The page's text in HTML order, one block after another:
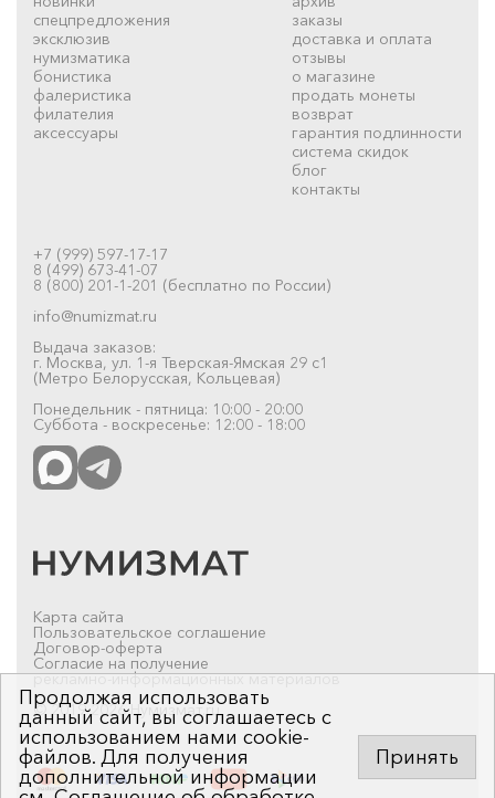
спецпредложения
эксклюзив
нумизматика
бонистика
фалеристика
филателия
аксессуары
заказы
доставка и оплата
отзывы
о магазине
продать монеты
возврат
гарантия подлинности
система скидок
блог
контакты
+7 (999) 597-17-17
8 (499) 673-41-07
8 (800) 201-1-201 (бесплатно по России)
info@numizmat.ru
Выдача заказов:
г. Москва, ул. 1-я Тверская-Ямская 29 с1
(Метро Белорусская, Кольцевая)
Понедельник - пятница: 10:00 - 20:00
Суббота - воскресенье: 12:00 - 18:00
Карта сайта
Пользовательское соглашение
Договор-оферта
Согласие на получение
рекламно-информационных материалов
© 2019-2026 Нумизмат.ru
Продолжая использовать
данный сайт, вы соглашаетесь с
использованием нами cookie-
файлов. Для получения
дополнительной информации
Принять